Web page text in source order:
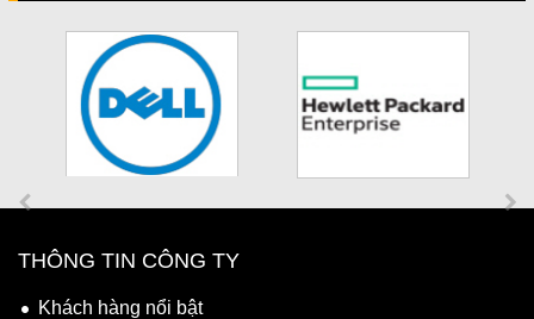
THÔNG TIN CÔNG TY
Khách hàng nổi bật